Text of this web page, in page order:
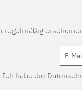
regelmäßig
Ich habe die